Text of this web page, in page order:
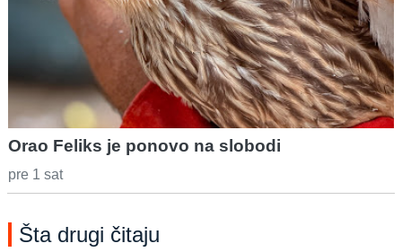
Orao Feliks je ponovo na slobodi
pre 1 sat
Šta drugi čitaju